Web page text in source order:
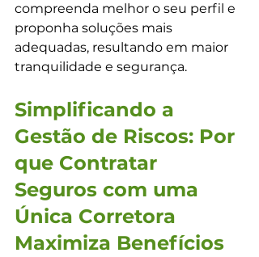
compreenda melhor o seu perfil e
proponha soluções mais
adequadas, resultando em maior
tranquilidade e segurança.
Simplificando a
Gestão de Riscos: Por
que Contratar
Seguros com uma
Única Corretora
Maximiza Benefícios